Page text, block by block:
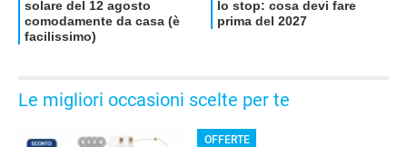
Le migliori occasioni scelte per te
OFFERTE